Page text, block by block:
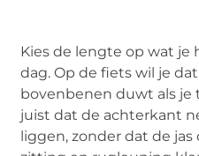
Kies de lengte op wat je
dag. Op de fiets wil je
bovenbenen duwt als je
juist dat de achterkant
liggen, zonder dat de